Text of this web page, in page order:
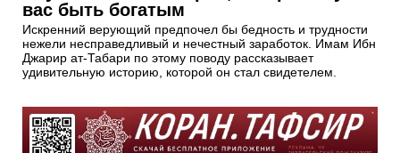
вас быть богатым
Искренний верующий предпочел бы бедность и трудности
нежели несправедливый и нечестный заработок. Имам Ибн
Джарир ат-Табари по этому поводу рассказывает
удивительную историю, которой он стал свидетелем.